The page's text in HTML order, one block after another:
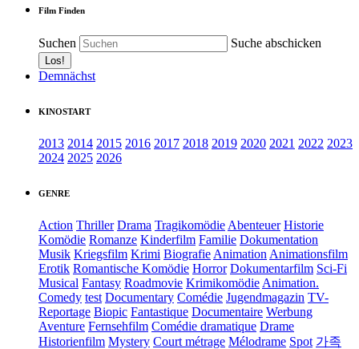
Film Finden
Suchen Suche abschicken
Demnächst
KINOSTART
2013 2014 2015 2016 2017 2018 2019 2020 2021 2022 2023
2024 2025 2026
GENRE
Action Thriller Drama Tragikomödie Abenteuer Historie
Komödie Romanze Kinderfilm Familie Dokumentation
Musik Kriegsfilm Krimi Biografie Animation Animationsfilm
Erotik Romantische Komödie Horror Dokumentarfilm Sci-Fi
Musical Fantasy Roadmovie Krimikomödie Animation.
Comedy test Documentary Comédie Jugendmagazin TV-
Reportage Biopic Fantastique Documentaire Werbung
Aventure Fernsehfilm Comédie dramatique Drame
Historienfilm Mystery Court métrage Mélodrame Spot 가족